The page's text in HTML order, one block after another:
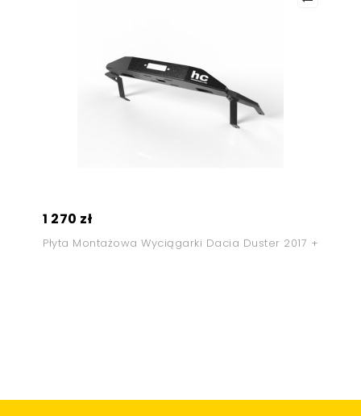
1 270 zł
Płyta Montażowa Wyciągarki Dacia Duster 2017 +